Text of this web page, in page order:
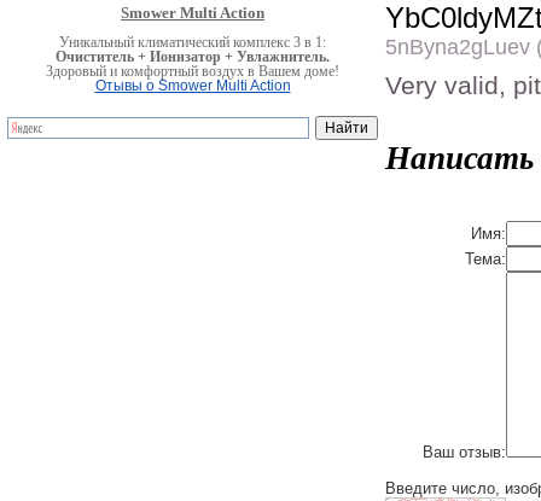
Smower Multi Action
Уникальный климатический комплекс 3 в 1:
Очиститель + Ионизатор + Увлажнитель.
Здоровый и комфортный воздух в Вашем доме!
Отывы о Smower Multi Action
5nByna2gLuev
Very valid,
Имя:
Тема:
Ваш отзыв:
Введите число,